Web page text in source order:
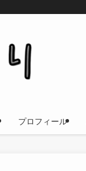
プロフィール